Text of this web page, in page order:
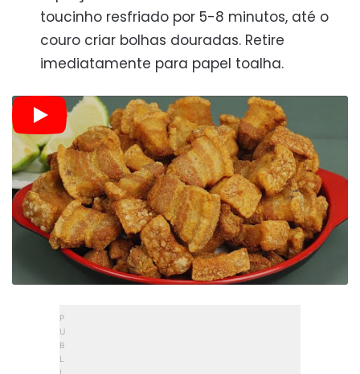
toucinho resfriado por 5-8 minutos, até o
couro criar bolhas douradas. Retire
imediatamente para papel toalha.